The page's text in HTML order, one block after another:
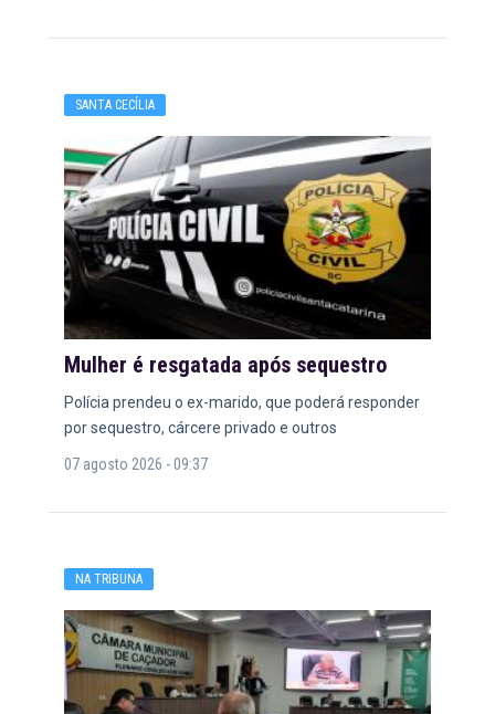
SANTA CECÍLIA
Mulher é resgatada após sequestro
Polícia prendeu o ex-marido, que poderá responder
por sequestro, cárcere privado e outros
07 agosto 2026 - 09:37
NA TRIBUNA